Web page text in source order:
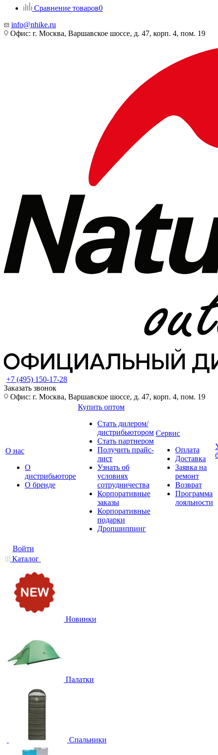
Сравнение товаров0
info@nhike.ru
Офис: г. Москва, Варшавское шоссе, д. 47, корп. 4, пом. 19
+7 (495) 150-17-28
Заказать звонок
Офис: г. Москва, Варшавское шоссе, д. 47, корп. 4, пом. 19
О нас
О
дистрибьюторе
О бренде
Купить оптом
Стать дилером/
дистрибьютором
Стать партнером
Получить прайс-
лист
Узнать об
условиях
сотрудничества
Корпоративные
заказы
Корпоративные
подарки
Дропшиппинг
Сервис
Оплата
Доставка
Заявка на
ремонт
Возврат
Программа
лояльности
Войти
Каталог
Новинки
Палатки
Спальники